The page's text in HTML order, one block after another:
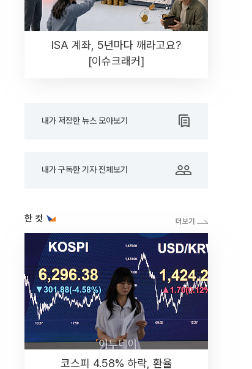
ISA 계좌, 5년마다 깨라고요?
[이슈크래커]
내가 저장한 뉴스 모아보기
내가 구독한 기자 전체보기
한 컷
코스피 4.58% 하락, 환율